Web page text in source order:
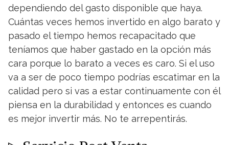
dependiendo del gasto disponible que haya.
Cuántas veces hemos invertido en algo barato y
pasado el tiempo hemos recapacitado que
teníamos que haber gastado en la opción más
cara porque lo barato a veces es caro. Si el uso
va a ser de poco tiempo podrías escatimar en la
calidad pero si vas a estar continuamente con él
piensa en la durabilidad y entonces es cuando
es mejor invertir más. No te arrepentirás.